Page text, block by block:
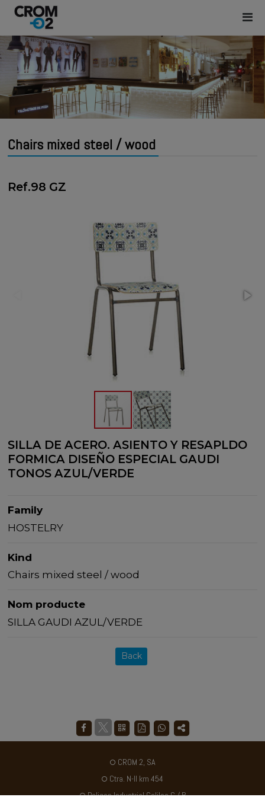
Chairs mixed steel / wood
Ref.98 GZ
SILLA DE ACERO. ASIENTO Y RESAPLDO
FORMICA DISEÑO ESPECIAL GAUDI
TONOS AZUL/VERDE
Family
HOSTELRY
Kind
Chairs mixed steel / wood
Nom producte
SILLA GAUDI AZUL/VERDE
Back
CROM 2, SA
Ctra. N-II km 454